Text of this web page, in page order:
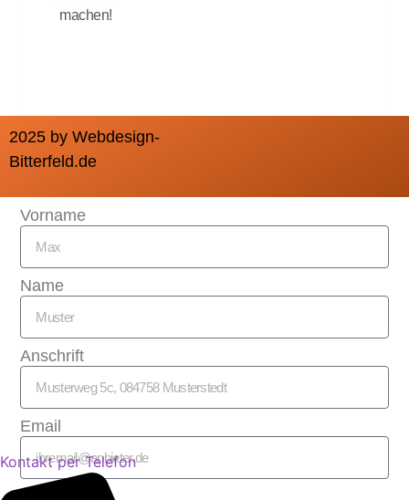
machen!
2025 by Webdesign-
Bitterfeld.de
Vorname
Name
Anschrift
Email
Kontakt per Telefon